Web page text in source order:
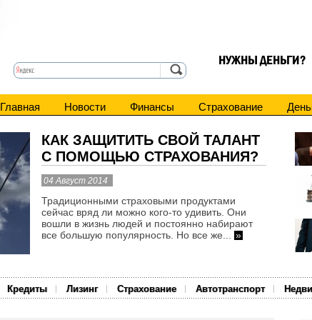
НУЖНЫ ДЕНЬГИ?
Главная Новости Финансы Страхование
КАК ЗАЩИТИТЬ СВОЙ ТАЛАНТ
С ПОМОЩЬЮ СТРАХОВАНИЯ?
04 Август 2014
Традиционными страховыми продуктами
сейчас вряд ли можно кого-то удивить. Они
вошли в жизнь людей и постоянно набирают
все большую популярность. Но все же...
»
Кредиты Лизинг Страхование Автотранспорт